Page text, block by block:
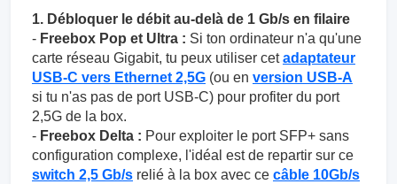
1. Débloquer le débit au-delà de 1 Gb/s en filaire
- Freebox Pop et Ultra : Si ton ordinateur n'a qu'une
carte réseau Gigabit, tu peux utiliser cetadaptateur
USB-C vers Ethernet 2,5G (ou en version USB-A
si tu n'as pas de port USB-C) pour profiter du port
2,5G de la box.
- Freebox Delta : Pour exploiter le port SFP+ sans
configuration complexe, l'idéal est de repartir sur ce
switch 2,5 Gb/s relié à la box avec ce câble 10Gb/s